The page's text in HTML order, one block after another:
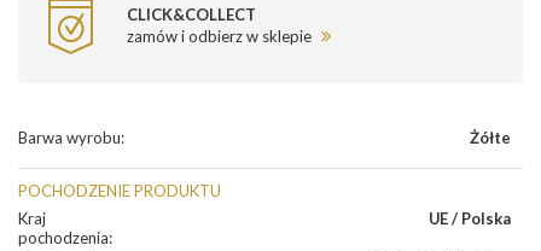
CLICK&COLLECT
zamów i odbierz w sklepie
Barwa wyrobu: Żółte
POCHODZENIE PRODUKTU
Kraj
pochodzenia:
UE / Polska